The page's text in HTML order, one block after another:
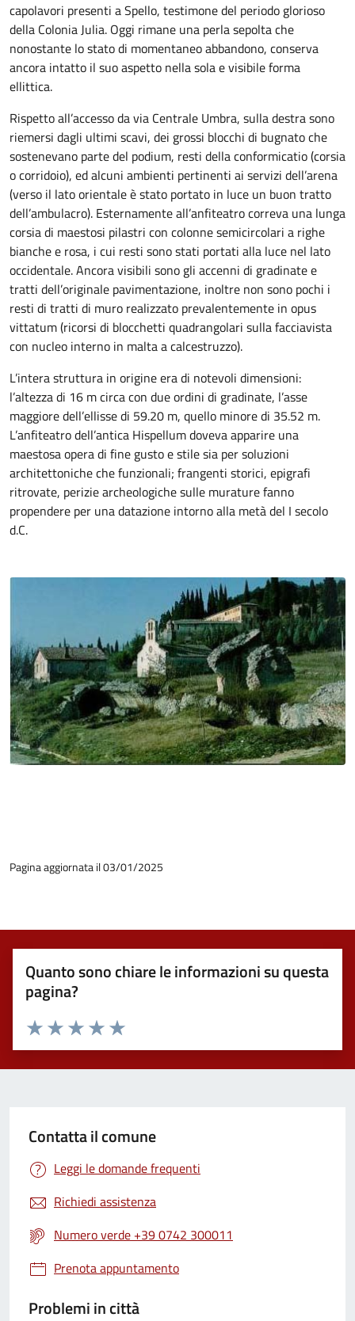
capolavori presenti a Spello, testimone del periodo glorioso
della Colonia Julia. Oggi rimane una perla sepolta che
nonostante lo stato di momentaneo abbandono, conserva
ancora intatto il suo aspetto nella sola e visibile forma
ellittica.
Rispetto all’accesso da via Centrale Umbra, sulla destra sono
riemersi dagli ultimi scavi, dei grossi blocchi di bugnato che
sostenevano parte del podium, resti della conformicatio (corsia
o corridoio), ed alcuni ambienti pertinenti ai servizi dell’arena
(verso il lato orientale è stato portato in luce un buon tratto
dell’ambulacro). Esternamente all’anfiteatro correva una lunga
corsia di maestosi pilastri con colonne semicircolari a righe
bianche e rosa, i cui resti sono stati portati alla luce nel lato
occidentale. Ancora visibili sono gli accenni di gradinate e
tratti dell’originale pavimentazione, inoltre non sono pochi i
resti di tratti di muro realizzato prevalentemente in opus
vittatum (ricorsi di blocchetti quadrangolari sulla facciavista
con nucleo interno in malta a calcestruzzo).
L’intera struttura in origine era di notevoli dimensioni:
l’altezza di 16 m circa con due ordini di gradinate, l’asse
maggiore dell’ellisse di 59.20 m, quello minore di 35.52 m.
L’anfiteatro dell’antica Hispellum doveva apparire una
maestosa opera di fine gusto e stile sia per soluzioni
architettoniche che funzionali; frangenti storici, epigrafi
ritrovate, perizie archeologiche sulle murature fanno
propendere per una datazione intorno alla metà del I secolo
d.C.
Pagina aggiornata il 03/01/2025
Quanto sono chiare le informazioni su questa
pagina?
Valuta 5 stelle su 5
Valuta 4 stelle su 5
Valuta 3 stelle su 5
Valuta 2 stelle su 5
Valuta 1 stelle su 5
Contatta il comune
Leggi le domande frequenti
Richiedi assistenza
Numero verde +39 0742 300011
Prenota appuntamento
Problemi in città